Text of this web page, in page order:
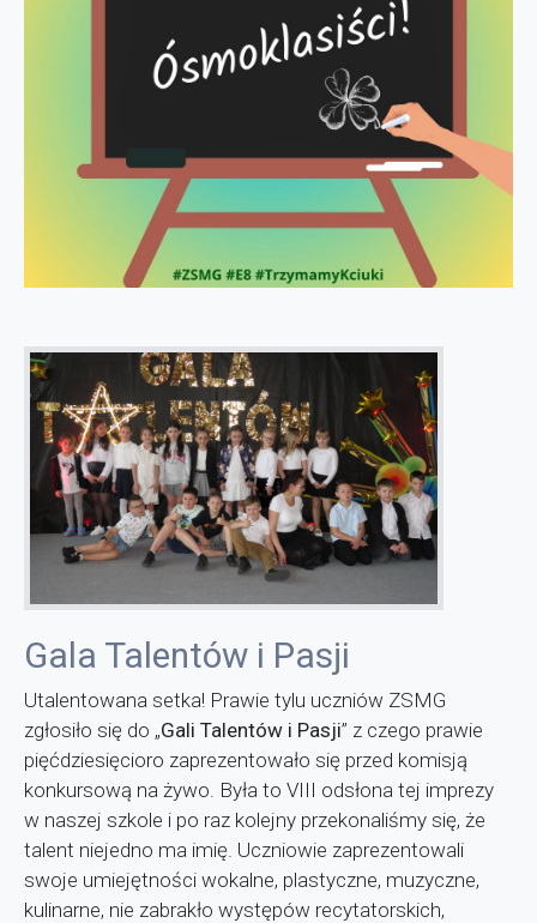
Gala Talentów i Pasji
Utalentowana setka! Prawie tylu uczniów ZSMG
zgłosiło się do „Gali Talentów i Pasji” z czego prawie
pięćdziesięcioro zaprezentowało się przed komisją
konkursową na żywo. Była to VIII odsłona tej imprezy
w naszej szkole i po raz kolejny przekonaliśmy się, że
talent niejedno ma imię. Uczniowie zaprezentowali
swoje umiejętności wokalne, plastyczne, muzyczne,
kulinarne, nie zabrakło występów recytatorskich,